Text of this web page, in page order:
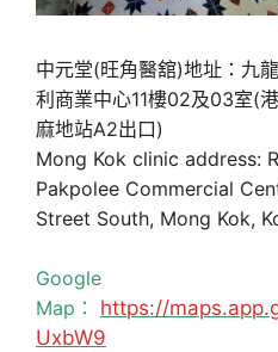
中元堂(旺角醫舘)地址：九
利商業中心11樓02及03室(
麻地站A2出口)
Mong Kok clinic address:
Pakpolee Commercial
Street South, Mong Kok,
Google
Map： https://
UxbW9